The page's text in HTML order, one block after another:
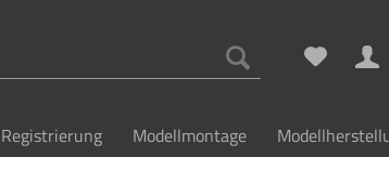
Registrierung Modellmontage